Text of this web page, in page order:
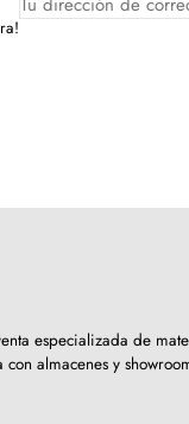
especializada de
almacenes y